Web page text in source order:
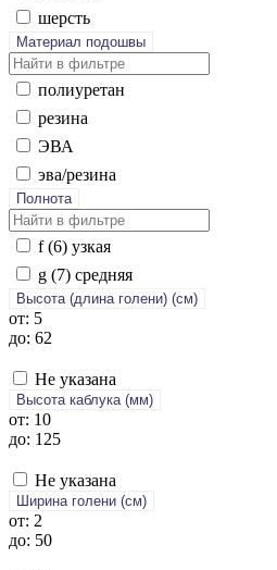
шерсть
Материал подошвы
по­ли­уре­тан
ре­зина
ЭВА
эва/ре­зина
Полнота
f (6) уз­кая
g (7) сред­няя
Высота (длина голени) (cм)
от: 5
до: 62
Не указана
Высота каблука (мм)
от: 10
до: 125
Не указана
Ширина голени (см)
от: 2
до: 50